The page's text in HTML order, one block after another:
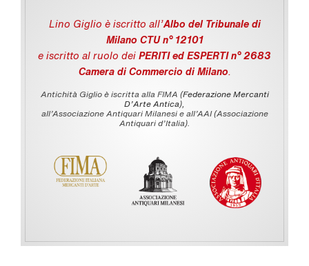
Lino Giglio è iscritto all'Albo del Tribunale di
Milano CTU n° 12101
e iscritto al ruolo dei PERITI ed ESPERTI n° 2683
Camera di Commercio di Milano.
Antichità Giglio è iscritta alla FIMA (Federazione Mercanti
D'Arte Antica),
all’Associazione Antiquari Milanesi e all’AAI (Associazione
Antiquari d’Italia).